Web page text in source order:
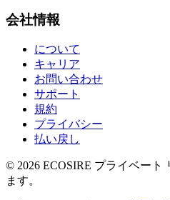
会社情報
について
キャリア
お問い合わせ
サポート
規約
プライバシー
払い戻し
© 2026 ECOSIRE プライベート
ます。